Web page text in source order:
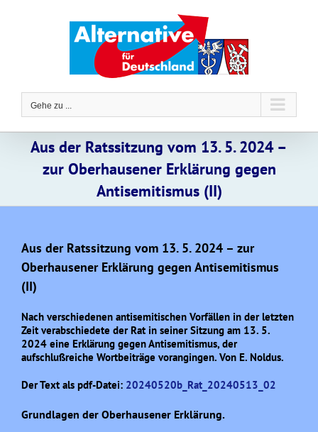
Gehe zu ...
Aus der Ratssitzung vom 13. 5. 2024 –
zur Oberhausener Erklärung gegen
Antisemitismus (II)
Aus der Ratssitzung vom 13. 5. 2024 – zur
Oberhausener Erklärung gegen Antisemitismus
(II)
Nach verschiedenen antisemitischen Vorfällen in der letzten
Zeit verabschiedete der Rat in seiner Sitzung am 13. 5.
2024 eine Erklärung gegen Antisemitismus, der
aufschlußreiche Wortbeiträge vorangingen. Von E. Noldus.
Der Text als pdf-Datei: 20240520b_Rat_20240513_02
Grundlagen der Oberhausener Erklärung.